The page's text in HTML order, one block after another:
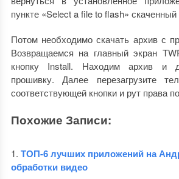
пункте «Select a file to flash»
Потом необходимо скачать архив с
Возвращаемся на главный экран
кнопку Install. Находим архив и
прошивку. Далее перезагрузите
соответствующей кнопки и рут права
Похожие Записи:
ТОП-6 лучших приложений на
обработки видео